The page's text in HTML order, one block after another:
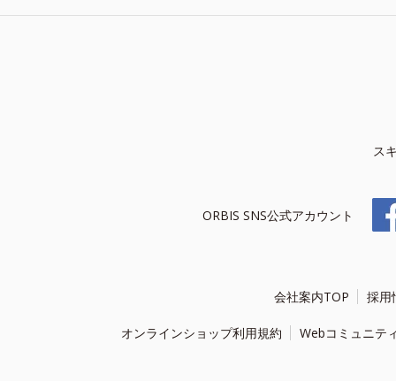
ス
ORBIS SNS公式アカウント
会社案内TOP 採用
オンラインショップ利用規約 Webコミュニテ